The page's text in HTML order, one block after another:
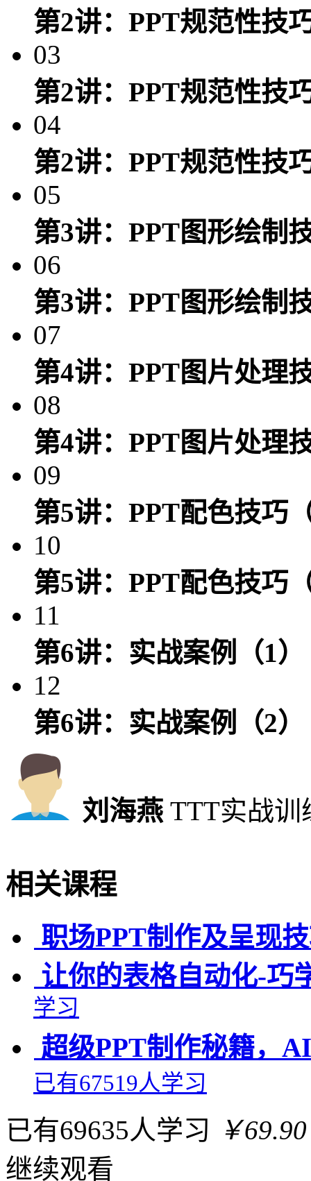
第2讲：PPT规范性技
03
第2讲：PPT规范性技
04
第2讲：PPT规范性技
05
第3讲：PPT图形绘制
06
第3讲：PPT图形绘制
07
第4讲：PPT图片处理
08
第4讲：PPT图片处理
09
第5讲：PPT配色技巧
10
第5讲：PPT配色技巧
11
第6讲：实战案例（1）
12
第6讲：实战案例（2）
刘海燕 TTT实战训
相关课程
职场PPT制作及呈现
让你的表格自动化-巧
学习
超级PPT制作秘籍，
已有67519人学习
已有69635人学习 ￥69.90
继续观看